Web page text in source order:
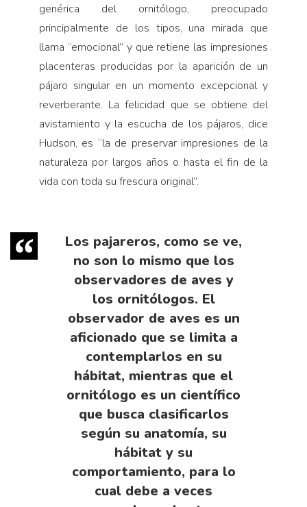
genérica del ornitólogo, preocupado
principalmente de los tipos, una mirada que
llama “emocional” y que retiene las impresiones
placenteras producidas por la aparición de un
pájaro singular en un momento excepcional y
reverberante. La felicidad que se obtiene del
avistamiento y la escucha de los pájaros, dice
Hudson, es “la de preservar impresiones de la
naturaleza por largos años o hasta el fin de la
vida con toda su frescura original”.
Los pajareros, como se ve,
no son lo mismo que los
observadores de aves y
los ornitólogos. El
observador de aves es un
aficionado que se limita a
contemplarlos en su
hábitat, mientras que el
ornitólogo es un científico
que busca clasificarlos
según su anatomía, su
hábitat y su
comportamiento, para lo
cual debe a veces